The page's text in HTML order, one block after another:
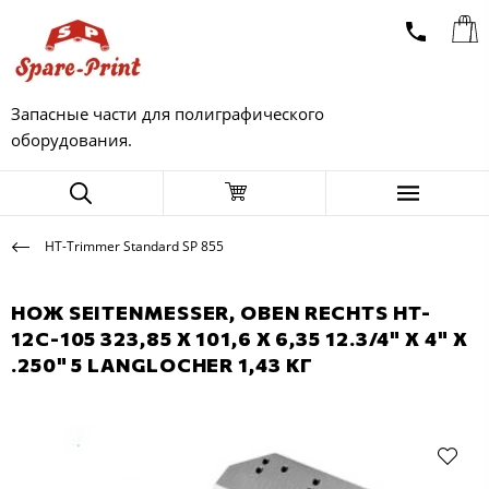
Запасные части для полиграфического
оборудования.
HT-Trimmer Standard SP 855
НОЖ SEITENMESSER, OBEN RECHTS HT-
12C-105 323,85 X 101,6 X 6,35 12.3/4" X 4" X
.250" 5 LANGLOCHER 1,43 КГ